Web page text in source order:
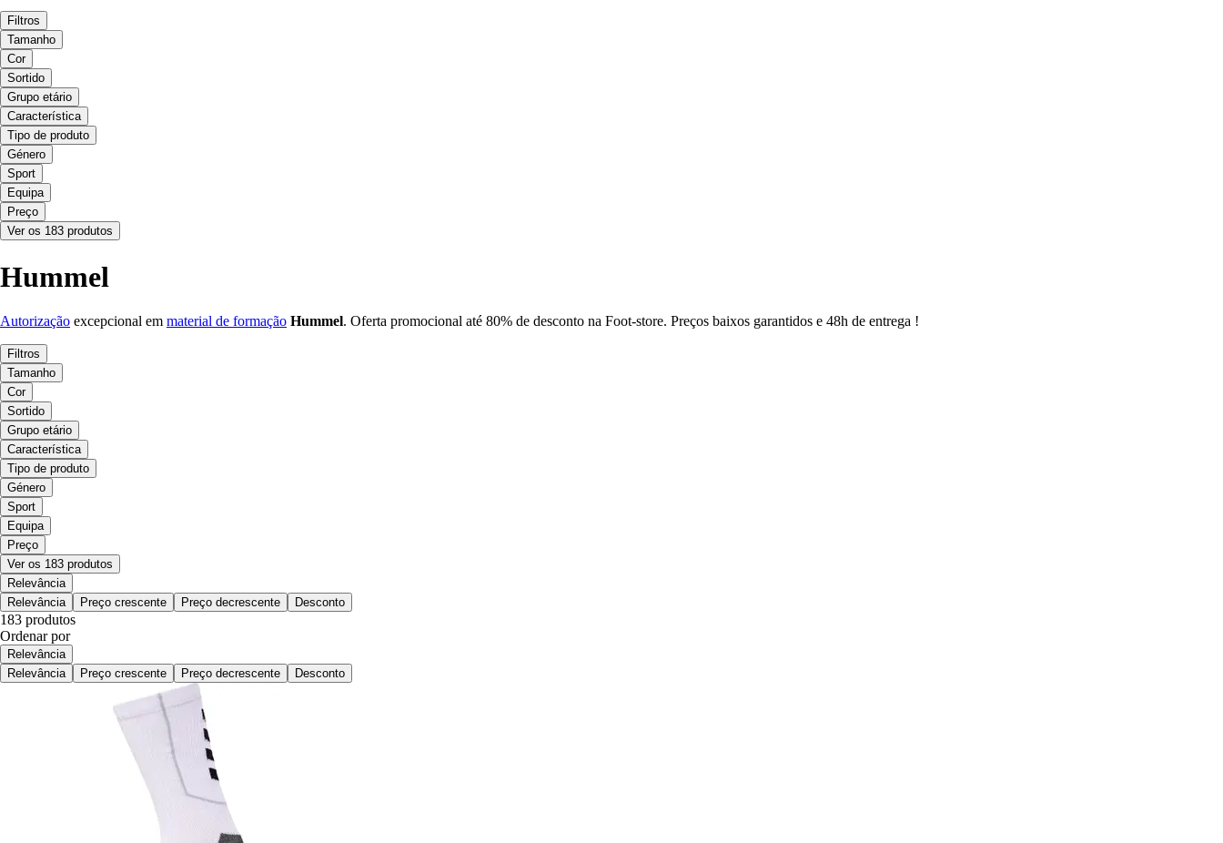
Filtros
Tamanho
Cor
Sortido
Grupo etário
Característica
Tipo de produto
Género
Sport
Equipa
Preço
Ver os 183 produtos
Hummel
Autorização excepcional em material de formação Hummel. Oferta promocional até 80% de desconto na Foot-store. Preços baixos garantidos e 48h de entrega !
Filtros
Tamanho
Cor
Sortido
Grupo etário
Característica
Tipo de produto
Género
Sport
Equipa
Preço
Ver os 183 produtos
Relevância
Relevância
Preço crescente Preço decrescente Desconto
183 produtos
Ordenar por
Relevância
Relevância
Preço crescente Preço decrescente Desconto